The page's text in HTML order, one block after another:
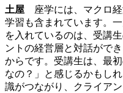
土屋 座学には、マクロ
学習も含まれています。
を入れているのは、受講
ントの経営層と対話がで
からです。受講生は、最
なの？」と感じるかもし
識がつながり、クライア